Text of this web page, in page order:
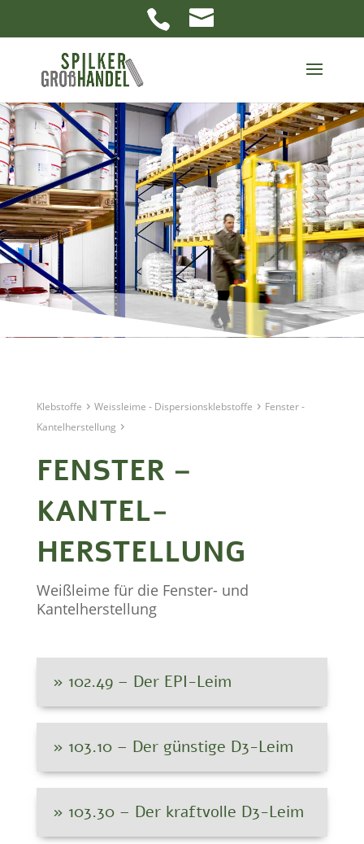
Klebstoffe › Weissleime - Dispersions­klebstoffe › Fenster -
Kantel­herstellung ›
FENSTER –
KANTEL­
HERSTELLUNG
Weißleime für die Fenster- und
Kantelherstellung
» 102.49 – Der EPI-Leim
» 103.10 – Der günstige D3-Leim
» 103.30 – Der kraftvolle D3-Leim